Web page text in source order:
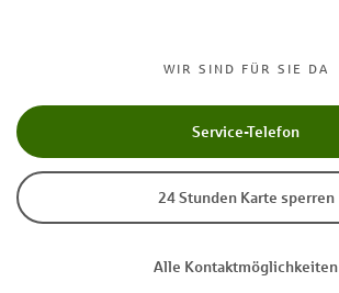
WIR SIND FÜR SIE DA
Service-Telefon
24 Stunden Karte sperren
Alle Kontaktmöglichkeiten